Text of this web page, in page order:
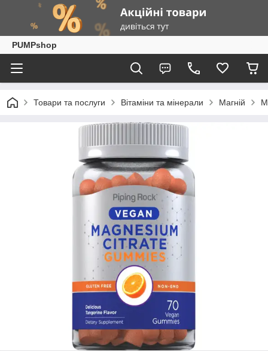
PUMPshop
Товари та послуги Вітаміни та мінерали Магній